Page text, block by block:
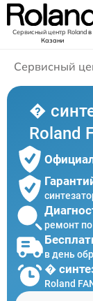
Сервисный центр Rolandв
Казани
Сервисный
�
Roland
ремонт
в день
�
Roland